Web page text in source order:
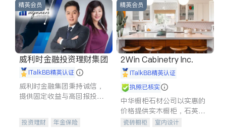
精英会员
威利时金融投资理财集团
iTalkBB精英认证
威利时金融集团秉持诚信，
提供固定收益与高回报投资
合，助力客户实现目标
投资理财
年金保险
精英会员
2Win Cabinetry Inc.
iTalkBB精英认证
执照已核实
中华橱柜石材公司以实惠的
价格提供实木橱柜，石英石
台面，多种优质不锈钢水
瓷砖橱柜
室内设计